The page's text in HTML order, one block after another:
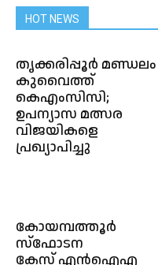
HOT NEWS
തൃക്കരിപ്പൂർ മണ്ഡലം
കുവൈത്ത്
കെഎംസിസി;
ഉപന്യാസ മത്സര
വിജയികളെ
പ്രഖ്യാപിച്ചു
കോയമ്പത്തൂര്‍
സ്ഫോടന
കേസ് എന്‍ഐഎ